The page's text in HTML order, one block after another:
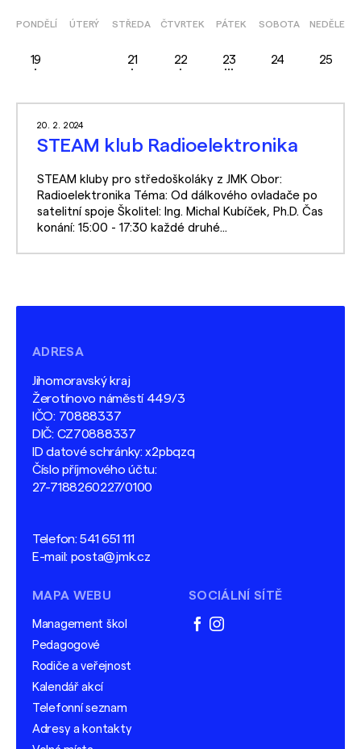
PONDĚLÍ ÚTERÝ STŘEDA ČTVRTEK PÁTEK SOBOTA NEDĚLE
19 21 22 23 24 25
20. 2. 2024
STEAM klub Radioelektronika
STEAM kluby pro středoškoláky z JMK Obor:
Radioelektronika Téma: Od dálkového ovladače po
satelitní spoje Školitel: Ing. Michal Kubíček, Ph.D. Čas
konání: 15:00 - 17:30 každé druhé...
ADRESA
Jihomoravský kraj
Žerotínovo náměstí 449/3
IČO: 70888337
DIČ: CZ70888337
ID datové schránky: x2pbqzq
Číslo příjmového účtu:
27-7188260227/0100
Telefon:541 651 111
E-mail: posta@jmk.cz
MAPA WEBU
Management škol
Pedagogové
Rodiče a veřejnost
Kalendář akcí
Telefonní seznam
Adresy a kontakty
SOCIÁLNÍ SÍTĚ
facebook
instagram